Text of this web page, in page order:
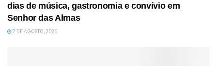
dias de música, gastronomia e convívio em
Senhor das Almas
7 DE AGOSTO, 2026